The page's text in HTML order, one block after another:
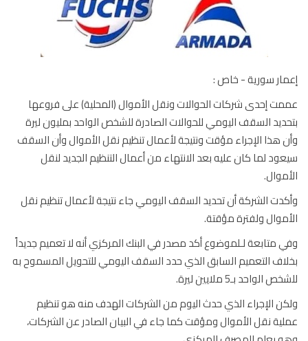
سورية - خاص :
إحدى شركات الحوالات ونقل الأموال (المحلية) على فروعها
السقف اليومي للحوالات الصادرة للشخص الواحد بمليون ليرة
هذا الإجراء مؤقت ونتيجة لأعمال تنظيم نقل الأموال وأن السقف
لما كان عليه بعد الانتهاء من أعمال التنظيم الجديد لنقل
الشركة أن تحديد السقف اليومي جاء نتيجة لأعمال تنظيم نقل
ولفترة مؤقتة.
متابعة لـلموضوع أكد مصدر في البنك المركزي أنه لا تعميم جديداً
التعميم السابق الذي حدد السقف اليومي للتحويل المسموح به
بـ5 ملايين ليرة.
الإجراء الذي حدث اليوم من الشركات الهدف منه هو تنظيم
نقل الأموال ومؤقت كما جاء في البيان الصادر عن الشركات،